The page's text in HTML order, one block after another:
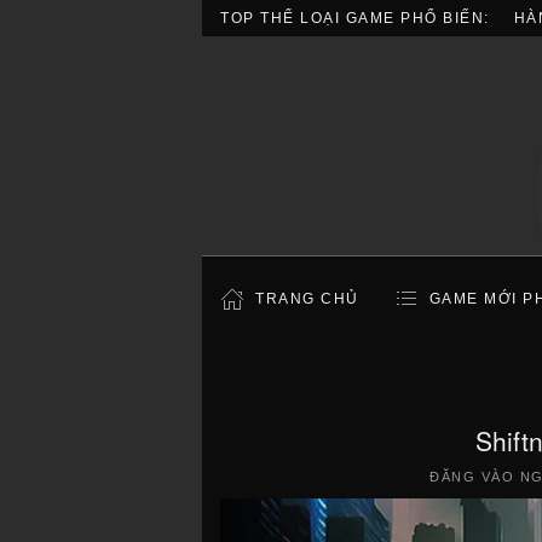
TOP THỂ LOẠI GAME PHỔ BIẾN:
TRANG CHỦ GAME MỚI
ĐĂNG VÀO